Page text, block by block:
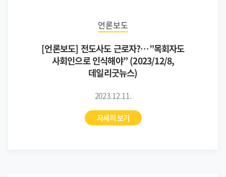
언론보도
[언론보도] 전도사도 근로자?…”목회자도
사회인으로 인식해야” (2023/12/8,
데일리굿뉴스)
2023.12.11.
자세히 보기